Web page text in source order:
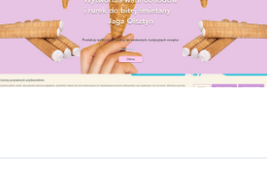
Jaga Wafle Olsztyn